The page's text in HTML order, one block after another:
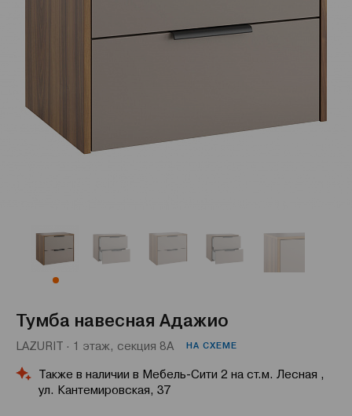
Тумба навесная Адажио
LAZURIT · 1 этаж, секция 8А НА СХЕМЕ
Также в наличии в Мебель-Сити 2 на ст.м. Лесная ,
ул. Кантемировская, 37